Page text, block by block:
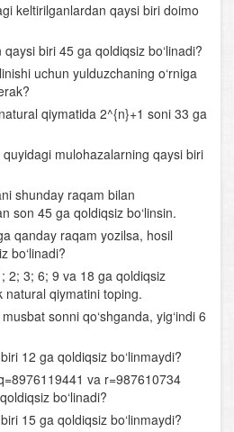
tenglamalar sistemasi
darajali tenglamalar sistemasi
va tengsizliklar
keltirilganlardan qaysi biri doimo
biri 45 ga qoldiqsiz bo‘linadi?
uchun yulduzchaning o‘rniga
qiymatida 2^{n}+1 soni 33 ga
mulohazalarning qaysi biri
shunday raqam bilan
son 45 ga qoldiqsiz bo‘linsin.
qanday raqam yozilsa, hosil
bo‘linadi?
2; 3; 6; 9 va 18 ga qoldiqsiz
natural qiymatini toping.
sonni qo‘shganda, yig‘indi 6
12 ga qoldiqsiz bo‘linmaydi?
va r=987610734
bo‘linadi?
15 ga qoldiqsiz bo‘linmaydi?